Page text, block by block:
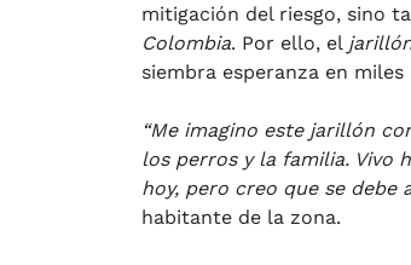
mitigación del riesgo, sino
Colombia. Por ello, el
siembra esperanza en miles
“Me imagino este jarillón
los perros y la familia. Vivo
hoy, pero creo que se debe
habitante de la zona.